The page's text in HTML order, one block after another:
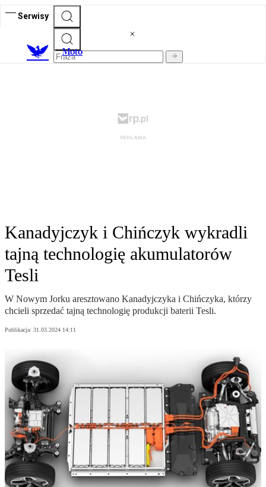
Serwisy
Moto
Kanadyjczyk i Chińczyk wykradli
tajną technologię akumulatorów
Tesli
W Nowym Jorku aresztowano Kanadyjczyka i Chińczyka, którzy
chcieli sprzedać tajną technologię produkcji baterii Tesli.
Publikacja: 31.03.2024 14:11